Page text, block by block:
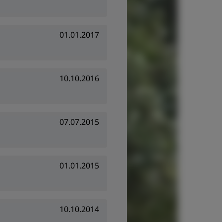
01.01.2017
10.10.2016
07.07.2015
01.01.2015
10.10.2014